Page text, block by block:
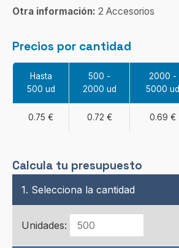
Otra información: 2 Accesorios
Precios por cantidad
Hasta
500 ud
500 -
2000 ud
2000 -
5000 ud
0.75 € 0.72 € 0.69 €
Calcula tu presupuesto
1. Selecciona la cantidad
Unidades: